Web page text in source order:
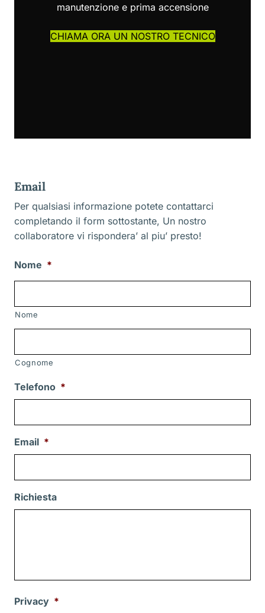
manutenzione e prima accensione
CHIAMA ORA UN NOSTRO TECNICO
Email
Per qualsiasi informazione potete contattarci
completando il form sottostante, Un nostro
collaboratore vi rispondera’ al piu’ presto!
Nome *
Nome
Cognome
Telefono *
Email *
Richiesta
Privacy *